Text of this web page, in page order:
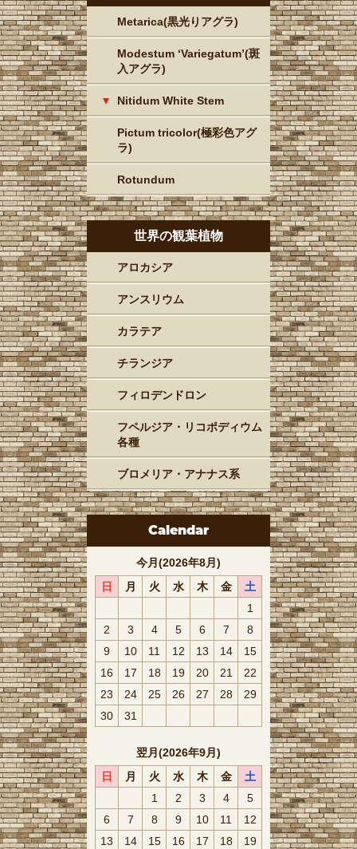
Metarica(黒光りアグラ)
Modestum ‘Variegatum’(斑
入アグラ)
Nitidum White Stem
Pictum tricolor(極彩色アグ
ラ)
Rotundum
世界の観葉植物
アロカシア
アンスリウム
カラテア
チランジア
フィロデンドロン
フペルジア・リコポディウム
各種
ブロメリア・アナナス系
Calendar
今月(2026年8月)
日
月 火 水 木 金
土
1
2
3 4 5 6 7
8
9
10 11 12 13 14
15
16
17 18 19 20 21
22
23
24 25 26 27 28
29
30
31
翌月(2026年9月)
日
月 火 水 木 金
土
1
2 3 4
5
6
7 8 9 10 11
12
13
14 15 16 17 18 19